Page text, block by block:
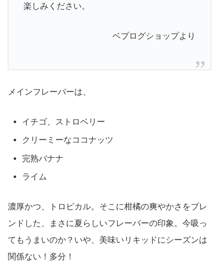
楽しみください。
ベプログショップより
メインフレーバーは、
イチゴ、ストロベリー
クリーミーなココナッツ
完熟バナナ
ライム
濃厚かつ、トロピカル。そこに柑橘の爽やかさをブレ
ンドした、まさに夏らしいフレーバーの印象。今吸っ
てもうまいのか？いや、美味いリキッドにシーズンは
関係ない！多分！